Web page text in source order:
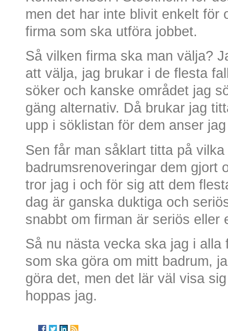
men det har inte blivit enkelt för
firma som ska utföra jobbet.
Så vilken firma ska man välja?
att välja, jag brukar i de flesta
söker och kanske området jag
gäng alternativ. Då brukar jag
upp i söklistan för dem anser
Sen får man såklart titta på
badrumsrenoveringar dem gjort
tror jag i och för sig att dem
dag är ganska duktiga och
snabbt om firman är seriös eller
Så nu nästa vecka ska jag i alla
som ska göra om mitt badrum,
göra det, men det lär väl visa
hoppas jag.